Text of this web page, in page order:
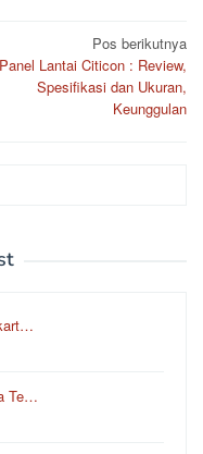
Pos berikutnya
Panel Lantai Citicon : Review,
Spesifikasi dan Ukuran,
Keunggulan
Te…